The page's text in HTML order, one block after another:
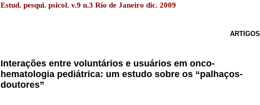
Estud. pesqui. psicol. v.9 n.3 Rio de Janeiro dic. 2009
ARTIGOS
Interações entre voluntários e usuários em onco-
hematologia pediátrica: um estudo sobre os “palhaços-
doutores”